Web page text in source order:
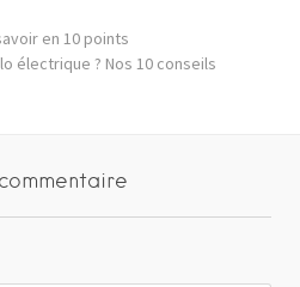
en 10 points
électrique ? Nos 10 conseils